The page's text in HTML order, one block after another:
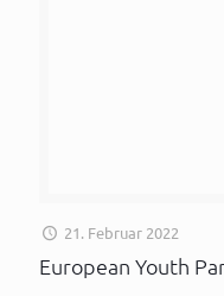
21. Februar 2022
European Youth